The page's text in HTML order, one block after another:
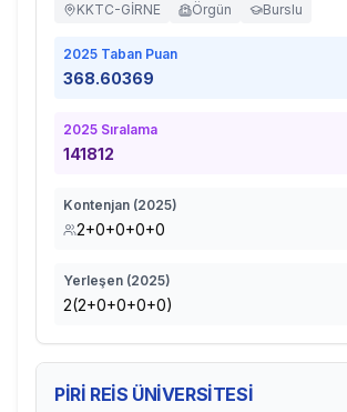
KKTC-GİRNE Örgün Burslu
2025 Taban Puan
368.60369
2025 Sıralama
141812
Kontenjan (2025)
2+0+0+0+0
Yerleşen (2025)
2(2+0+0+0+0)
PİRİ REİS ÜNİVERSİTESİ